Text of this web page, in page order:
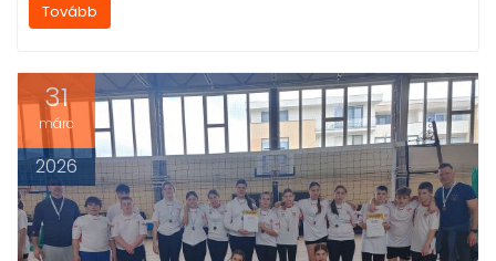
Tovább
31
márc
2026